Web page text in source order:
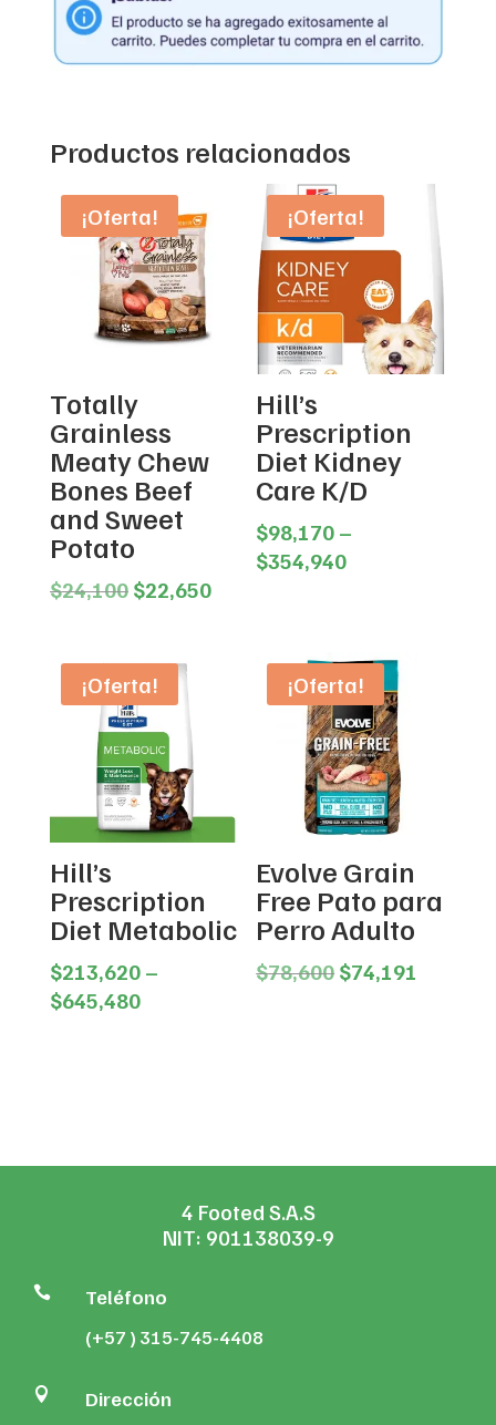
Productos relacionados
¡Oferta!
Totally
Grainless
Meaty Chew
Bones Beef
and Sweet
Potato
$24,100 Original
$24,100.
$22,650Current
¡Oferta!
Hill’s
Prescription
Diet Kidney
Care K/D
$98,170 –
$354,940Price
$354,940
¡Oferta!
Hill’s
Prescription
Diet Metabolic
$213,620 –
$645,480Price
¡Oferta!
Evolve Grain
Free Pato para
Perro Adulto
$78,600 Original
$74,191
4 Footed S.A.S
NIT: 901138039-9
 Teléfono
(+57 ) 315-745-4408
 Dirección